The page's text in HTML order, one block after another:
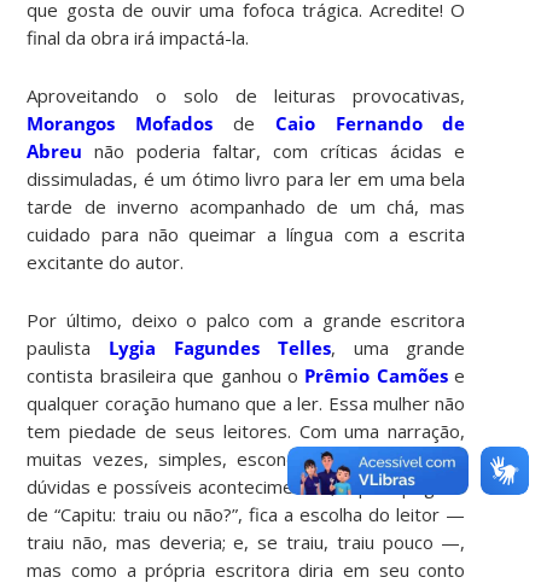
que gosta de ouvir uma fofoca trágica. Acredite! O
final da obra irá impactá-la.
Aproveitando o solo de leituras provocativas,
Morangos Mofados de Caio Fernando de
Abreu não poderia faltar, com críticas ácidas e
dissimuladas, é um ótimo livro para ler em uma bela
tarde de inverno acompanhado de um chá, mas
cuidado para não queimar a língua com a escrita
excitante do autor.
Por último, deixo o palco com a grande escritora
paulista Lygia Fagundes Telles, uma grande
contista brasileira que ganhou o Prêmio Camõese
qualquer coração humano que a ler. Essa mulher não
tem piedade de seus leitores. Com uma narração,
muitas vezes, simples, esconde uma vastidão de
dúvidas e possíveis acontecimentos, aquela pegada
de “Capitu: traiu ou não?”, fica a escolha do leitor —
traiu não, mas deveria; e, se traiu, traiu pouco —,
mas como a própria escritora diria em seu conto